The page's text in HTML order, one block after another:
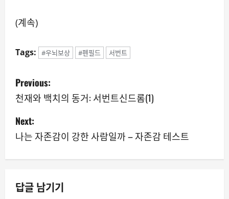
(계속)
Tags: #우뇌보상 #펜필드 서번트
P
o
s
t
n
a
Previous:
천재와 백치의 동거: 서번트신드롬(1)
Next:
나는 자존감이 강한 사람일까 – 자존감 테스트
답글 남기기